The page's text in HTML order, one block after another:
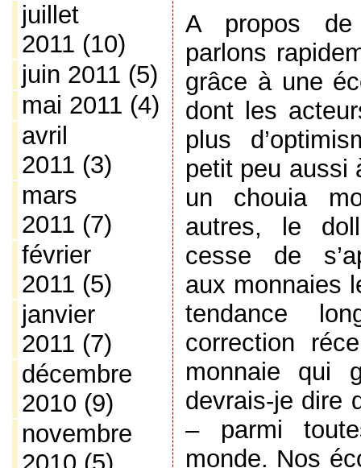
juillet
2011 (10)
juin 2011 (5)
mai 2011 (4)
avril
2011 (3)
mars
2011 (7)
février
2011 (5)
janvier
2011 (7)
décembre
2010 (9)
novembre
A propos de
parlons
grâce à une
dont les
plus
petit peu aussi
un chouia
autres, le
cesse de
aux monnaies
tendance
correction
monnaie qui
devrais-je dire
– parmi
monde. Nos